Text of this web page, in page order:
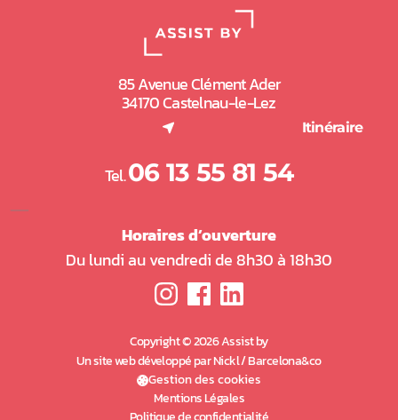
85 Avenue Clément Ader
34170 Castelnau-le-Lez
Itinéraire
Tel.06 13 55 81 54
Horaires d’ouverture
Du lundi au vendredi de 8h30 à 18h30
Copyright © 2026 Assist by
Un site web développé par Nickl / Barcelona&co
(nouvel onglet)
Gestion des cookies
Mentions Légales